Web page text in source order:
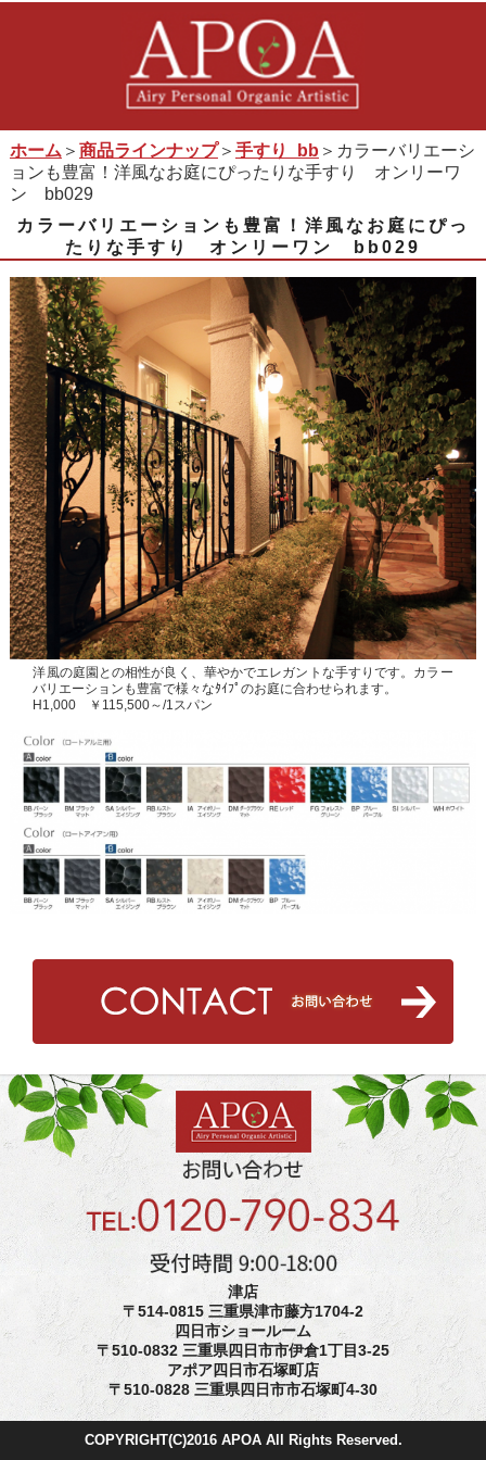
ホーム ＞ 商品ラインナップ＞ 手すり_bb ＞カラーバリエーシ
ョンも豊富！洋風なお庭にぴったりな手すり オンリーワ
ン bb029
カラーバリエーションも豊富！洋風なお庭にぴっ
たりな手すり オンリーワン bb029
洋風の庭園との相性が良く、華やかでエレガントな手すりです。カラー
バリエーションも豊富で様々なﾀｲﾌﾟのお庭に合わせられます。
H1,000 ￥115,500～/1スパン
津店
〒514-0815 三重県津市藤方1704-2
四日市ショールーム
〒510-0832 三重県四日市市伊倉1丁目3-25
アポア四日市石塚町店
〒510-0828 三重県四日市市石塚町4-30
COPYRIGHT(C)2016 APOA All Rights Reserved.